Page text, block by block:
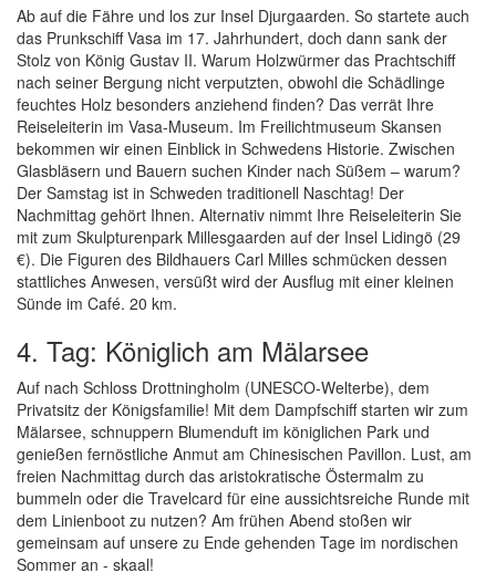
Ab auf die Fähre und los zur Insel Djurgaarden. So startete auch
das Prunkschiff Vasa im 17. Jahrhundert, doch dann sank der
Stolz von König Gustav II. Warum Holzwürmer das Prachtschiff
nach seiner Bergung nicht verputzten, obwohl die Schädlinge
feuchtes Holz besonders anziehend finden? Das verrät Ihre
Reiseleiterin im Vasa-Museum. Im Freilichtmuseum Skansen
bekommen wir einen Einblick in Schwedens Historie. Zwischen
Glasbläsern und Bauern suchen Kinder nach Süßem – warum?
Der Samstag ist in Schweden traditionell Naschtag! Der
Nachmittag gehört Ihnen. Alternativ nimmt Ihre Reiseleiterin Sie
mit zum Skulpturenpark Millesgaarden auf der Insel Lidingö (29
€). Die Figuren des Bildhauers Carl Milles schmücken dessen
stattliches Anwesen, versüßt wird der Ausflug mit einer kleinen
Sünde im Café. 20 km.
4. Tag: Königlich am Mälarsee
Auf nach Schloss Drottningholm (UNESCO-Welterbe), dem
Privatsitz der Königsfamilie! Mit dem Dampfschiff starten wir zum
Mälarsee, schnuppern Blumenduft im königlichen Park und
genießen fernöstliche Anmut am Chinesischen Pavillon. Lust, am
freien Nachmittag durch das aristokratische Östermalm zu
bummeln oder die Travelcard für eine aussichtsreiche Runde mit
dem Linienboot zu nutzen? Am frühen Abend stoßen wir
gemeinsam auf unsere zu Ende gehenden Tage im nordischen
Sommer an - skaal!